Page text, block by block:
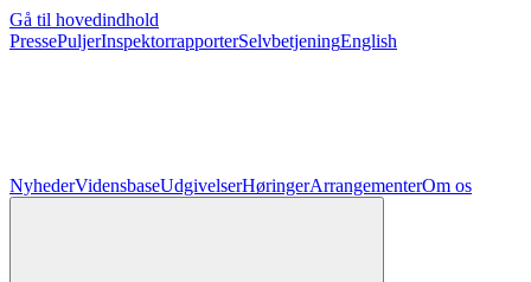
Gå til hovedindhold
PressePuljerInspektorrapporterSelvbetjeningEnglish
NyhederVidensbaseUdgivelserHøringerArrangementerOm os